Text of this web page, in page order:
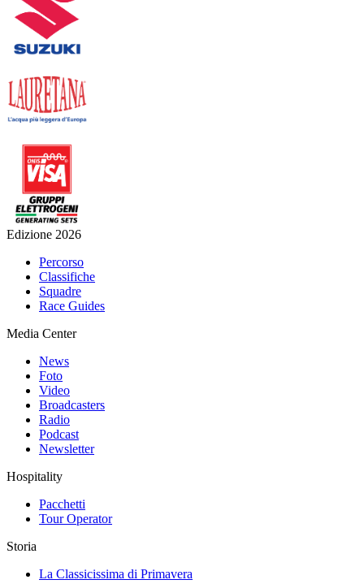
Edizione 2026
Percorso
Classifiche
Squadre
Race Guides
Media Center
News
Foto
Video
Broadcasters
Radio
Podcast
Newsletter
Hospitality
Pacchetti
Tour Operator
Storia
La Classicissima di Primavera